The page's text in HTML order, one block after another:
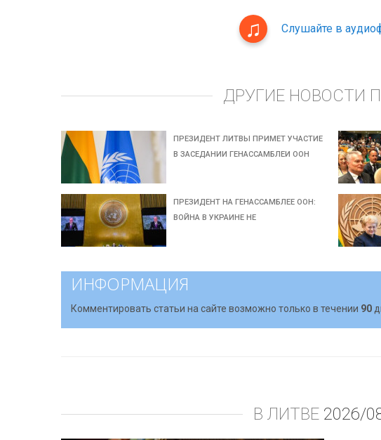
Слушайте в
ДРУГИЕ НОВОСТИ
ПРЕЗИДЕНТ ЛИТВЫ ПРИМЕТ УЧАСТИЕ
В ЗАСЕДАНИИ ГЕНАССАМБЛЕИ ООН
ПРЕЗИДЕНТ НА ГЕНАССАМБЛЕЕ ООН:
ВОЙНА В УКРАИНЕ НЕ
ИНФОРМАЦИЯ
Комментировать статьи на сайте возможно только в течении 90
В ЛИТВЕ 2026/